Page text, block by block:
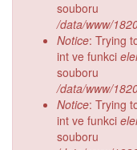
souboru
/data/www/
Notice: Trying
int ve funkci
souboru
/data/www/
Notice: Trying
int ve funkci
souboru